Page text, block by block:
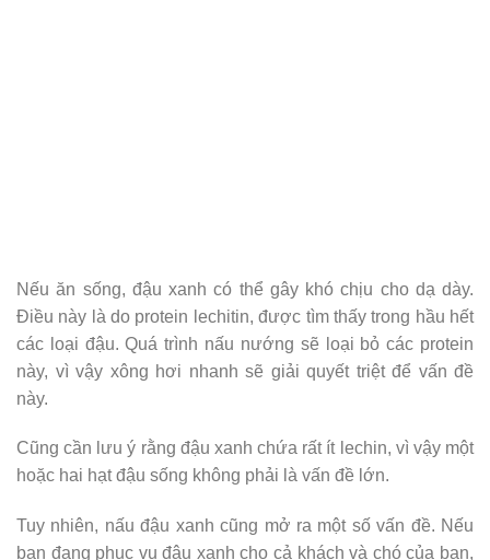
Nếu ăn sống, đậu xanh có thể gây khó chịu cho dạ dày.
Điều này là do protein lechitin, được tìm thấy trong hầu hết
các loại đậu. Quá trình nấu nướng sẽ loại bỏ các protein
này, vì vậy xông hơi nhanh sẽ giải quyết triệt để vấn đề
này.
Cũng cần lưu ý rằng đậu xanh chứa rất ít lechin, vì vậy một
hoặc hai hạt đậu sống không phải là vấn đề lớn.
Tuy nhiên, nấu đậu xanh cũng mở ra một số vấn đề. Nếu
bạn đang phục vụ đậu xanh cho cả khách và chó của bạn,